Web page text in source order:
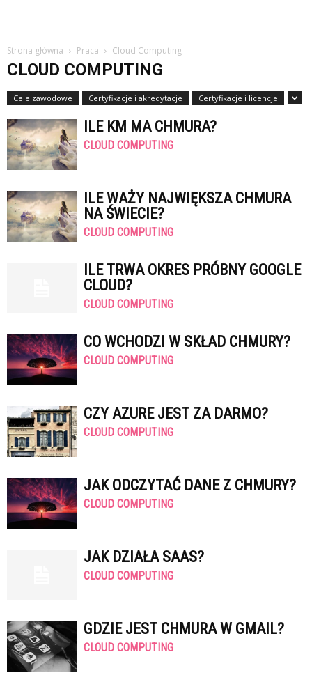
Strona główna Praca Cloud Computing
CLOUD COMPUTING
Cele zawodowe Certyfikacje i akredytacje Certyfikacje i licencje
ILE KM MA CHMURA?
CLOUD COMPUTING
ILE WAŻY NAJWIĘKSZA CHMURA
NA ŚWIECIE?
CLOUD COMPUTING
ILE TRWA OKRES PRÓBNY GOOGLE
CLOUD?
CLOUD COMPUTING
CO WCHODZI W SKŁAD CHMURY?
CLOUD COMPUTING
CZY AZURE JEST ZA DARMO?
CLOUD COMPUTING
JAK ODCZYTAĆ DANE Z CHMURY?
CLOUD COMPUTING
JAK DZIAŁA SAAS?
CLOUD COMPUTING
GDZIE JEST CHMURA W GMAIL?
CLOUD COMPUTING